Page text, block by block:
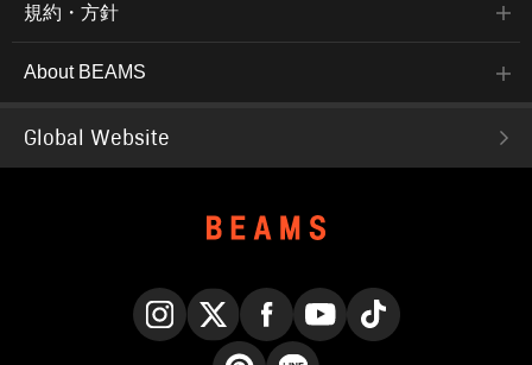
規約・方針
About BEAMS
Global Website